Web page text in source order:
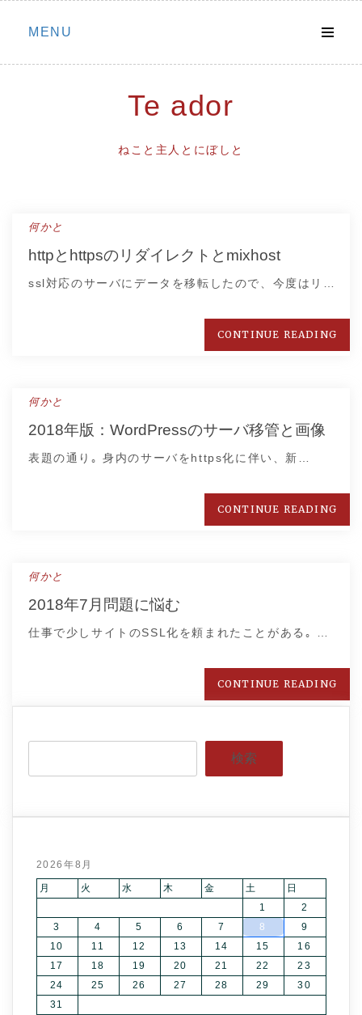
Skip
MENU
Te ador
ねこと主人とにぼしと
何かと
httpとhttpsのリダイレクトとmixhost
ssl対応のサーバにデータを移転したので、今度はリ…
CONTINUE READING
何かと
2018年版：WordPressのサーバ移管と画像
表題の通り｡ 身内のサーバをhttps化に伴い、新…
CONTINUE READING
何かと
2018年7月問題に悩む
仕事で少しサイトのSSL化を頼まれたことがある｡ …
CONTINUE READING
検索
2026年8月
月 火 水 木 金 土
日
1
2
3
4 5 6 7 8
9
10
11 12 13 14 15
16
17
18 19 20 21 22
23
24
25 26 27 28 29
30
31